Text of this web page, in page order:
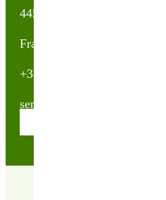
44500 La Baule Escoublac
France
+33(0)2 40 23 63 24
sembio@partnerandco.fr